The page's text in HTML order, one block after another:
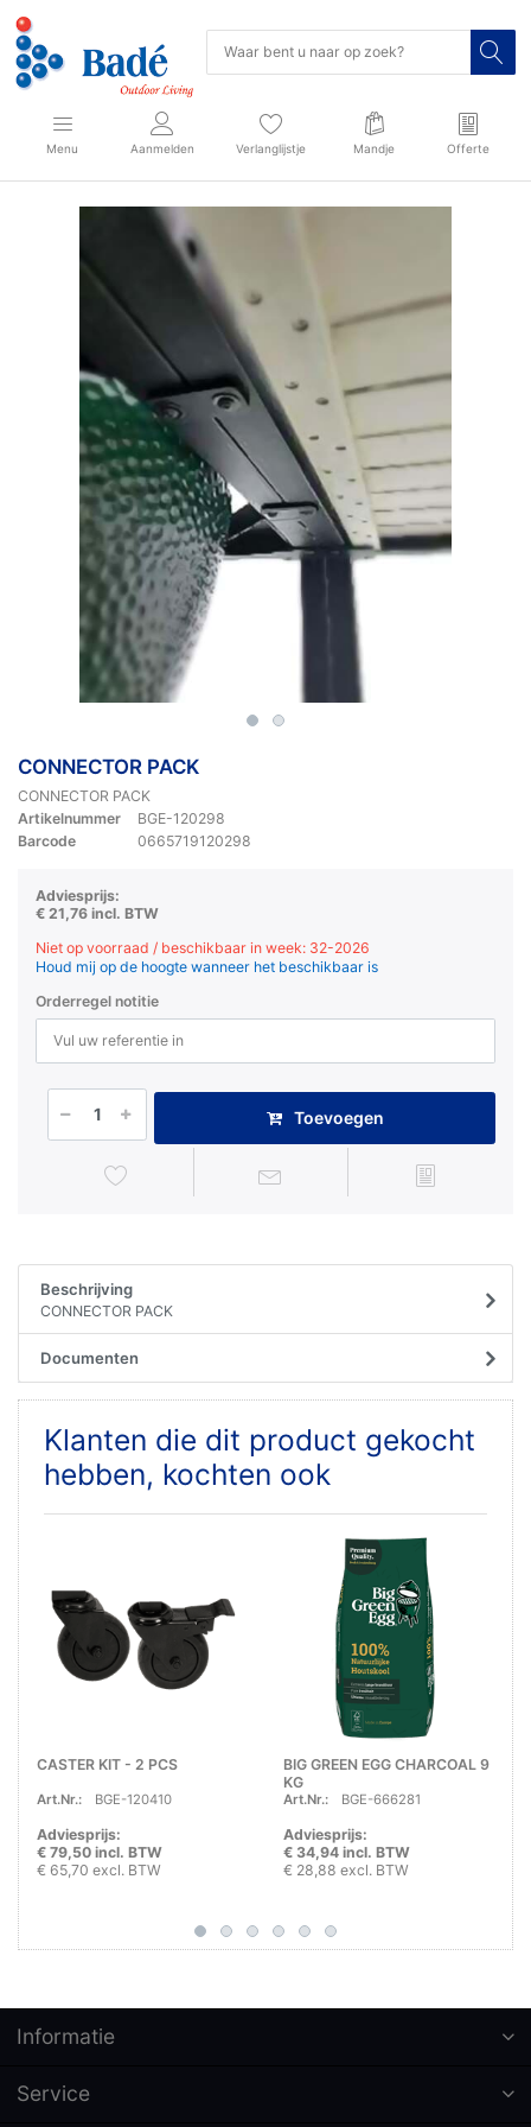
Menu Aanmelden Verlanglijstje Mandje Offerte
CONNECTOR PACK
CONNECTOR PACK
Artikelnummer
BGE-120298
Barcode
0665719120298
Adviesprijs:
€ 21,76 incl. BTW
Niet op voorraad / beschikbaar in week: 32-2026
Houd mij op de hoogte wanneer het beschikbaar is
Orderregel notitie
Toevoegen
Beschrijving
CONNECTOR PACK
Documenten
Klanten die dit product gekocht
hebben, kochten ook
CASTER KIT - 2 PCS
Art.Nr.: BGE-120410
Adviesprijs:
€ 79,50 incl. BTW
€ 65,70 excl. BTW
BIG GREEN EGG CHARCOAL 9
KG
Art.Nr.: BGE-666281
Adviesprijs:
€ 34,94 incl. BTW
€ 28,88 excl. BTW
Informatie
Service